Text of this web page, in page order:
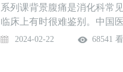
更新，欢迎关注。系列课安
系列课背景腹痛是消化科常
临床上有时很难鉴别。中国
属医院消化科团队，策划了
2024-02-22 68541